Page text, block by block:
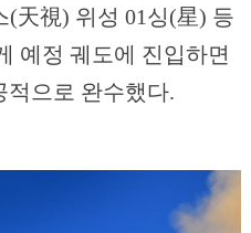
(天視) 위성 01싱(星) 등
예정 궤도에 진입하면
적으로 완수했다.